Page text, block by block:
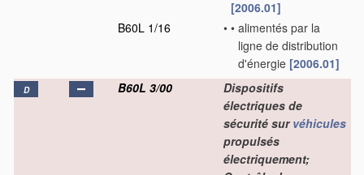
[2006.01]
B60L 1/16
• • alimentés par la
ligne de distribution
d'énergie [2006.01]
D B60L 3/00
Dispositifs
électriques de
sécurité survéhicules
propulsés
électriquement;